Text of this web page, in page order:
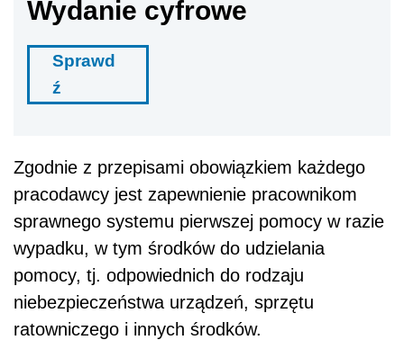
Wydanie cyfrowe
Sprawd
ź
Zgodnie z przepisami obowiązkiem każdego
pracodawcy jest zapewnienie pracownikom
sprawnego systemu pierwszej pomocy w razie
wypadku, w tym środków do udzielania
pomocy, tj. odpowiednich do rodzaju
niebezpieczeństwa urządzeń, sprzętu
ratowniczego i innych środków.